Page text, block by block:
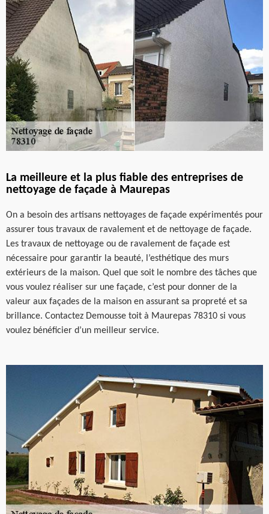
La meilleure et la plus fiable des entreprises de
nettoyage de façade à Maurepas
On a besoin des artisans nettoyages de façade expérimentés pour
assurer tous travaux de ravalement et de nettoyage de façade.
Les travaux de nettoyage ou de ravalement de façade est
nécessaire pour garantir la beauté, l’esthétique des murs
extérieurs de la maison. Quel que soit le nombre des tâches que
vous voulez réaliser sur une façade, c’est pour donner de la
valeur aux façades de la maison en assurant sa propreté et sa
brillance. Contactez Demousse toit à Maurepas 78310 si vous
voulez bénéficier d’un meilleur service.